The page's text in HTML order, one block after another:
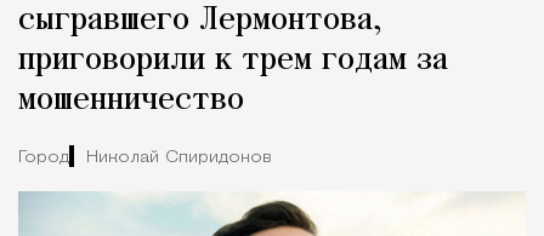
сыгравшего Лермонтова,
приговорили к трем годам за
мошенничество
Город Николай Спиридонов